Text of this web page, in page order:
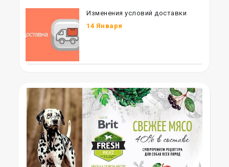
Изменения условий доставки
14 Января